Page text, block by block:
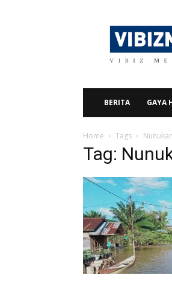
BERITA GAYA
Home Tags Nunukan
Tag: